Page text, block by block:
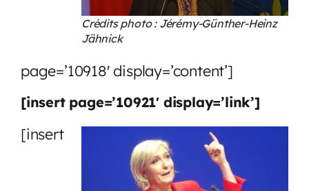
Crédits photo : Jérémy-Günther-Heinz
Jähnick
page=’10918′ display=’content’]
[insert page=’10921′ display=’link’]
[insert